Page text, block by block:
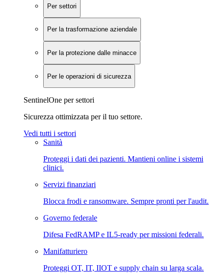
Per settori
Per la trasformazione aziendale
Per la protezione dalle minacce
Per le operazioni di sicurezza
SentinelOne per settori
Sicurezza ottimizzata per il tuo settore.
Vedi tutti i settori
Sanità
Proteggi i dati dei pazienti. Mantieni online i sistemi
clinici.
Servizi finanziari
Blocca frodi e ransomware. Sempre pronti per l'audit.
Governo federale
Difesa FedRAMP e IL5-ready per missioni federali.
Manifatturiero
Proteggi OT, IT, IIOT e supply chain su larga scala.